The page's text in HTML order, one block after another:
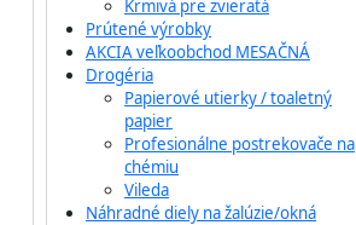
Krmivá pre zvieratá
Prútené výrobky
AKCIA veľkoobchod MESAČNÁ
Drogéria
Papierové utierky / toaletný
papier
Profesionálne postrekovače na
chémiu
Vileda
Náhradné diely na žalúzie/okná